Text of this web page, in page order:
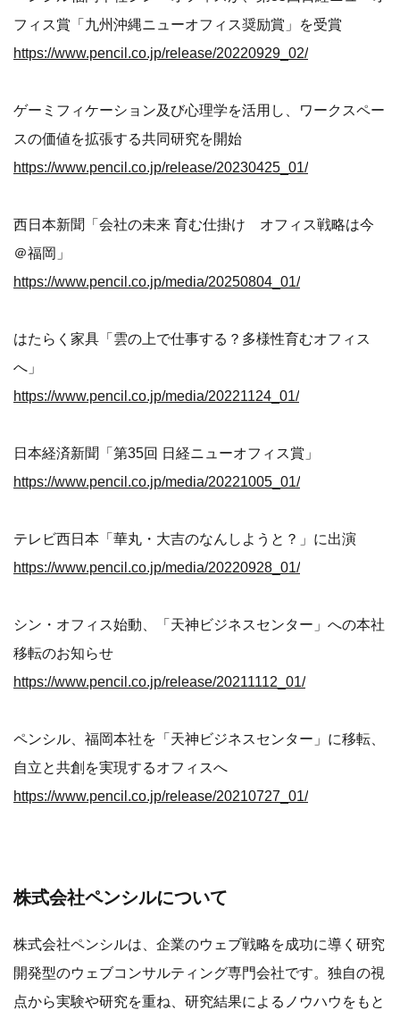
フィス賞「九州沖縄ニューオフィス奨励賞」を受賞
https://www.pencil.co.jp/release/20220929_02/
ゲーミフィケーション及び心理学を活用し、ワークスペー
スの価値を拡張する共同研究を開始
https://www.pencil.co.jp/release/20230425_01/
西日本新聞「会社の未来 育む仕掛け オフィス戦略は今
＠福岡」
https://www.pencil.co.jp/media/20250804_01/
はたらく家具「雲の上で仕事する？多様性育むオフィス
へ」
https://www.pencil.co.jp/media/20221124_01/
日本経済新聞「第35回 日経ニューオフィス賞」
https://www.pencil.co.jp/media/20221005_01/
テレビ西日本「華丸・大吉のなんしようと？」に出演
https://www.pencil.co.jp/media/20220928_01/
シン・オフィス始動、「天神ビジネスセンター」への本社
移転のお知らせ
https://www.pencil.co.jp/release/20211112_01/
ペンシル、福岡本社を「天神ビジネスセンター」に移転、
自立と共創を実現するオフィスへ
https://www.pencil.co.jp/release/20210727_01/
株式会社ペンシルについて
株式会社ペンシルは、企業のウェブ戦略を成功に導く研究
開発型のウェブコンサルティング専門会社です。独自の視
点から実験や研究を重ね、研究結果によるノウハウをもと